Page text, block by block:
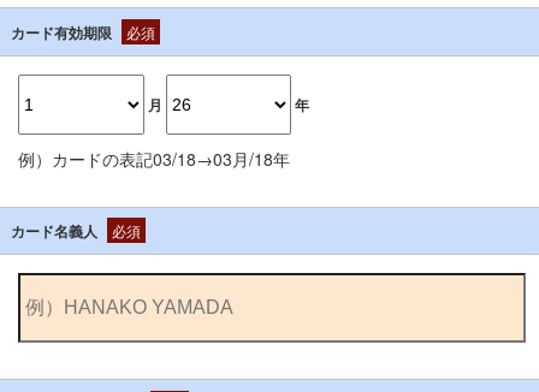
カード有効期限 必須
月 年
例）カードの表記03/18→03月/18年
カード名義人 必須